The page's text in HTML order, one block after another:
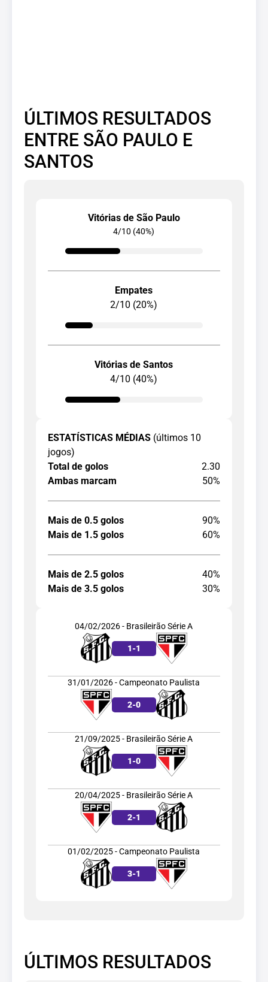
ÚLTIMOS RESULTADOS
ENTRE SÃO PAULO E
SANTOS
Vitórias de São Paulo
4/10 (40%)
Empates
2/10 (20%)
Vitórias de Santos
4/10 (40%)
ESTATÍSTICAS MÉDIAS (últimos 10
jogos)
Total de golos
2.30
Ambas marcam
50%
Mais de 0.5 golos
90%
Mais de 1.5 golos
60%
Mais de 2.5 golos
40%
Mais de 3.5 golos
30%
04/02/2026 - Brasileirão Série A
1-1
31/01/2026 - Campeonato Paulista
2-0
21/09/2025 - Brasileirão Série A
1-0
20/04/2025 - Brasileirão Série A
2-1
01/02/2025 - Campeonato Paulista
3-1
ÚLTIMOS RESULTADOS